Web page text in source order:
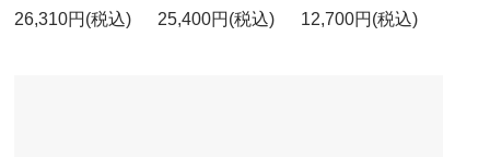
26,310円(税込) 25,400円(税込) 12,700円(税込)